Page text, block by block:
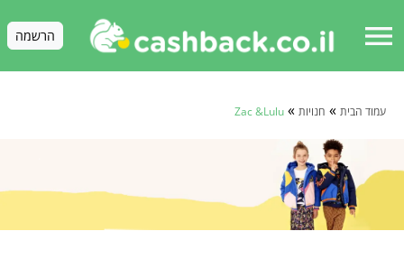
menu הרשמה
עמוד הבית » חנויות »
Zac &Lulu